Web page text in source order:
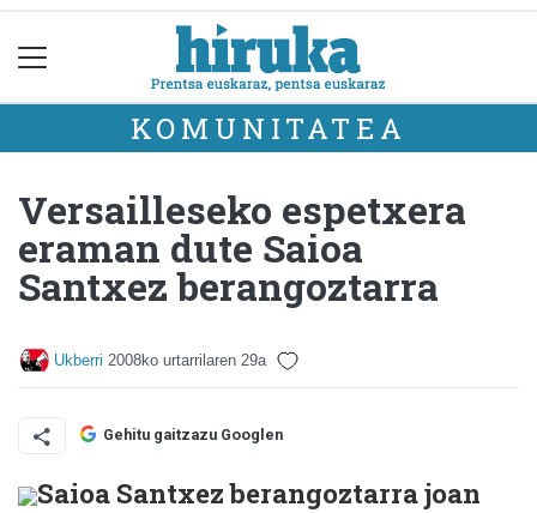
KOMUNITATEA
Versailleseko espetxera
eraman dute Saioa
Santxez berangoztarra
Ukberri 2008ko urtarrilaren 29a
Gehitu gaitzazu Googlen
Saioa Santxez berangoztarra joan